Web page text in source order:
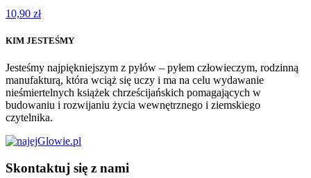
10,90 zł
KIM JESTEŚMY
Jesteśmy najpiękniejszym z pyłów – pyłem człowieczym, rodzinną
manufakturą, która wciąż się uczy i ma na celu wydawanie
nieśmiertelnych książek chrześcijańskich pomagających w
budowaniu i rozwijaniu życia wewnętrznego i ziemskiego
czytelnika.
Skontaktuj się z nami